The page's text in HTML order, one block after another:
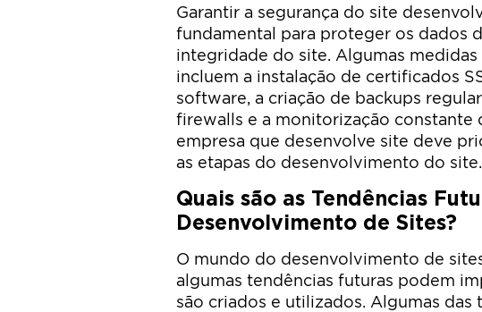
Garantir a segurança do site
fundamental para proteger os dados
integridade do site. Algumas
incluem a instalação de certificados
software, a criação de backups
firewalls e a monitorização constante
empresa que desenvolve site deve
as etapas do desenvolvimento do site.
Quais são as Tendências
Desenvolvimento de Sites?
O mundo do desenvolvimento de
algumas tendências futuras podem
são criados e utilizados. Algumas das